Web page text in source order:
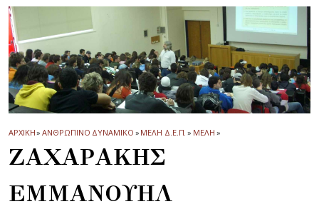
ΑΡΧΙΚΗ» ΑΝΘΡΩΠΙΝΟ ΔΥΝΑΜΙΚΟ » ΜΕΛΗ Δ.Ε.Π. » ΜΕΛΗ »
ΖΑΧΑΡΑΚΗΣ
ΕΜΜΑΝΟΥΗΛ